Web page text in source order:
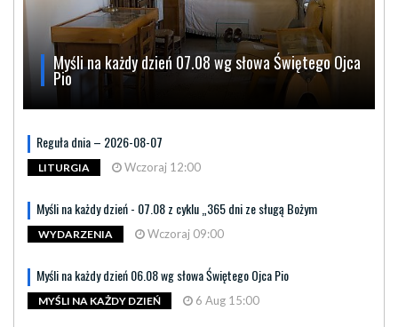
Myśli na każdy dzień 07.08 wg słowa Świętego Ojca
Pio
Reguła dnia – 2026-08-07
LITURGIA Wczoraj 12:00
Myśli na każdy dzień - 07.08 z cyklu „365 dni ze sługą Bożym
WYDARZENIA Wczoraj 09:00
Myśli na każdy dzień 06.08 wg słowa Świętego Ojca Pio
MYŚLI NA KAŻDY DZIEŃ 6 Aug 15:00